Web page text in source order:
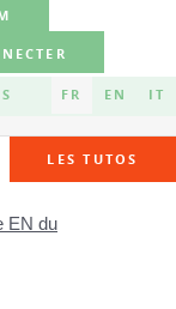
FR EN IT
LES TUTOS
EN du